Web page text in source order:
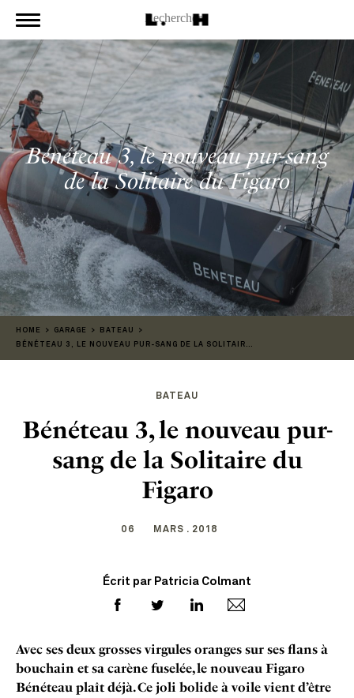
Bénéteau 3, le nouveau pur-sang
de la Solitaire du Figaro
HOME GARAGE
BATEAU
BÉNÉTEAU 3, LE NOUVEAU PUR-SANG DE LA SOLITAIRE DU FIGARO
BATEAU
Bénéteau 3, le nouveau pur-
sang de la Solitaire du
Figaro
06 MARS . 2018
Écrit par Patricia Colmant
Avec ses deux grosses virgules oranges sur ses flans à
bouchain et sa carène fuselée, le nouveau Figaro
Bénéteau plaît déjà. Ce joli bolide à voile vient d’être